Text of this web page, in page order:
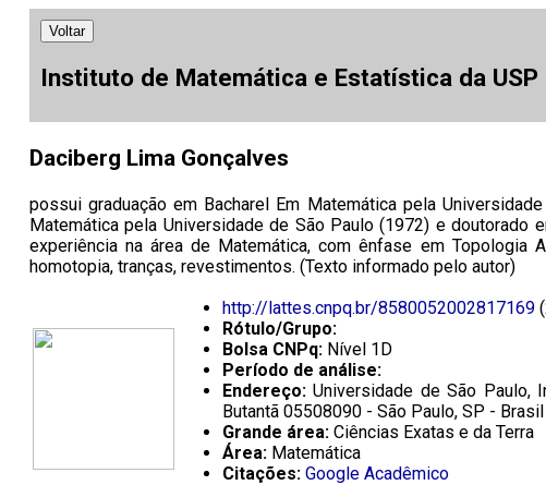
Voltar
Instituto de Matemática e Estatística da USP
Daciberg Lima Gonçalves
possui graduação em Bacharel Em Matemática pela
Matemática pela Universidade de São Paulo (1972) e
experiência na área de Matemática, com ênfase em
homotopia, tranças, revestimentos. (Texto informado pelo autor)
http://lattes.cnpq.br/8580052002817169
Rótulo/Grupo:
Bolsa CNPq:Nível 1D
Período de análise:
Endereço:Universidade de São Paulo,
Butantã 05508090 - São Paulo, SP -
Grande área:Ciências Exatas e da Terra
Área:Matemática
Citações: Google Acadêmico